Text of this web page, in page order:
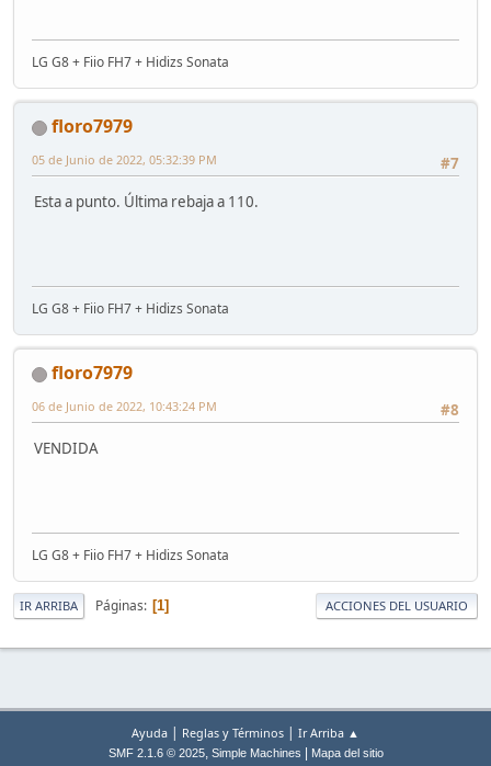
LG G8 + Fiio FH7 + Hidizs Sonata
floro7979
#7
05 de Junio de 2022, 05:32:39 PM
Esta a punto. Última rebaja a 110.
LG G8 + Fiio FH7 + Hidizs Sonata
floro7979
#8
06 de Junio de 2022, 10:43:24 PM
VENDIDA
LG G8 + Fiio FH7 + Hidizs Sonata
IR ARRIBA Páginas 1 ACCIONES DEL USUARIO
Ayuda | Reglas y Términos | Ir Arriba ▲
SMF 2.1.6 © 2025, Simple Machines Mapa del sitio